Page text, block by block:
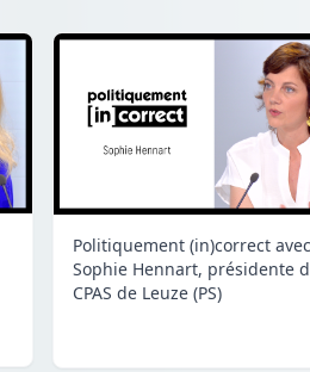
Politiquement (in)correct avec
Sophie Hennart, présidente
CPAS de Leuze (PS)